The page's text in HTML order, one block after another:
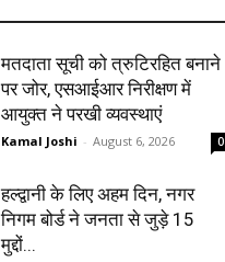
मतदाता सूची को त्रुटिरहित बनाने
पर जोर, एसआईआर निरीक्षण में
आयुक्त ने परखी व्यवस्थाएं
Kamal Joshi - August 6, 2026 0
हल्द्वानी के लिए अहम दिन, नगर
निगम बोर्ड ने जनता से जुड़े 15
मुद्दों...